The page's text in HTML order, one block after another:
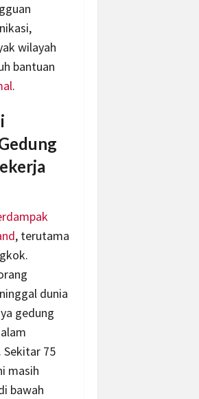
wilayah
bantuan
.
, terutama
dunia
gedung
Sekitar 75
masih
bawah